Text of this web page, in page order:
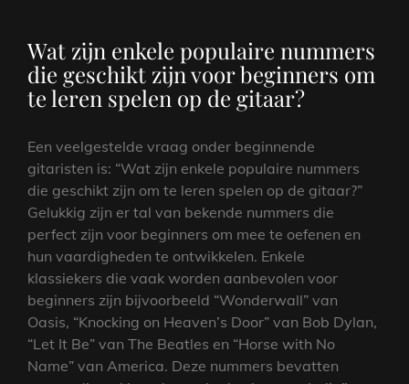
Wat zijn enkele populaire nummers
die geschikt zijn voor beginners om
te leren spelen op de gitaar?
Een veelgestelde vraag onder beginnende
gitaristen is: “Wat zijn enkele populaire nummers
die geschikt zijn om te leren spelen op de gitaar?”
Gelukkig zijn er tal van bekende nummers die
perfect zijn voor beginners om mee te oefenen en
hun vaardigheden te ontwikkelen. Enkele
klassiekers die vaak worden aanbevolen voor
beginners zijn bijvoorbeeld “Wonderwall” van
Oasis, “Knocking on Heaven’s Door” van Bob Dylan,
“Let It Be” van The Beatles en “Horse with No
Name” van America. Deze nummers bevatten